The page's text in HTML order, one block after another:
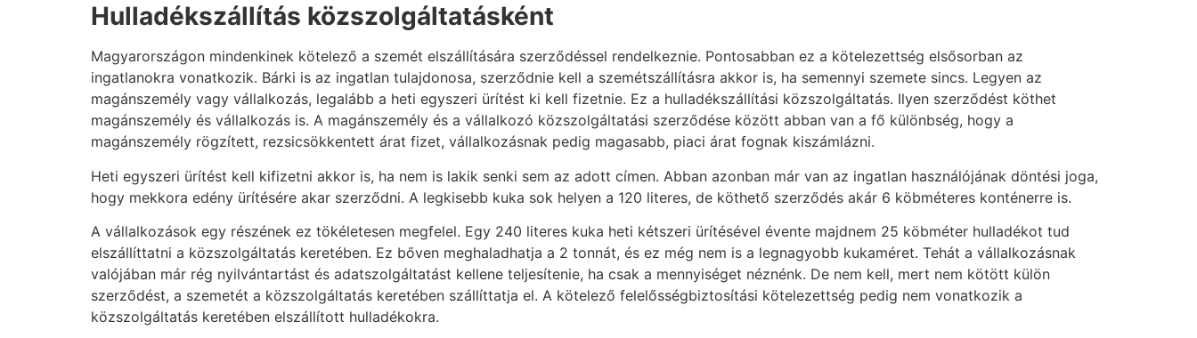
Hulladékszállítás közszolgáltatásként
Magyarországon mindenkinek kötelező a szemét elszállítására szerződéssel rendelkeznie. Pontosabban ez a kötelezettség elsősorban az
ingatlanokra vonatkozik. Bárki is az ingatlan tulajdonosa, szerződnie kell a szemétszállításra akkor is, ha semennyi szemete sincs. Legyen az
magánszemély vagy vállalkozás, legalább a heti egyszeri ürítést ki kell fizetnie. Ez a hulladékszállítási közszolgáltatás. Ilyen szerződést köthet
magánszemély és vállalkozás is. A magánszemély és a vállalkozó közszolgáltatási szerződése között abban van a fő különbség, hogy a
magánszemély rögzített, rezsicsökkentett árat fizet, vállalkozásnak pedig magasabb, piaci árat fognak kiszámlázni.
Heti egyszeri ürítést kell kifizetni akkor is, ha nem is lakik senki sem az adott címen. Abban azonban már van az ingatlan használójának döntési joga,
hogy mekkora edény ürítésére akar szerződni. A legkisebb kuka sok helyen a 120 literes, de köthető szerződés akár 6 köbméteres konténerre is.
A vállalkozások egy részének ez tökéletesen megfelel. Egy 240 literes kuka heti kétszeri ürítésével évente majdnem 25 köbméter hulladékot tud
elszállíttatni a közszolgáltatás keretében. Ez bőven meghaladhatja a 2 tonnát, és ez még nem is a legnagyobb kukaméret. Tehát a vállalkozásnak
valójában már rég nyilvántartást és adatszolgáltatást kellene teljesítenie, ha csak a mennyiséget néznénk. De nem kell, mert nem kötött külön
szerződést, a szemetét a közszolgáltatás keretében szállíttatja el. A kötelező felelősségbiztosítási kötelezettség pedig nem vonatkozik a
közszolgáltatás keretében elszállított hulladékokra.